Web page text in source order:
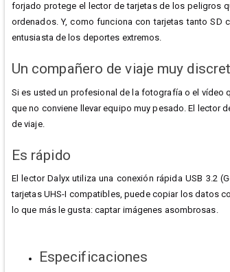
forjado protege el lector de tarjetas de los peligros
ordenados. Y, como funciona con tarjetas tanto SD
entusiasta de los deportes extremos.
Un compañero de viaje muy
Si es usted un profesional de la fotografía o el vídeo
que no conviene llevar equipo muy pesado. El lector
de viaje.
Es rápido
El lector Dalyx utiliza una conexión rápida USB 3.2
tarjetas UHS-I compatibles, puede copiar los datos
lo que más le gusta: captar imágenes asombrosas.
Especificaciones